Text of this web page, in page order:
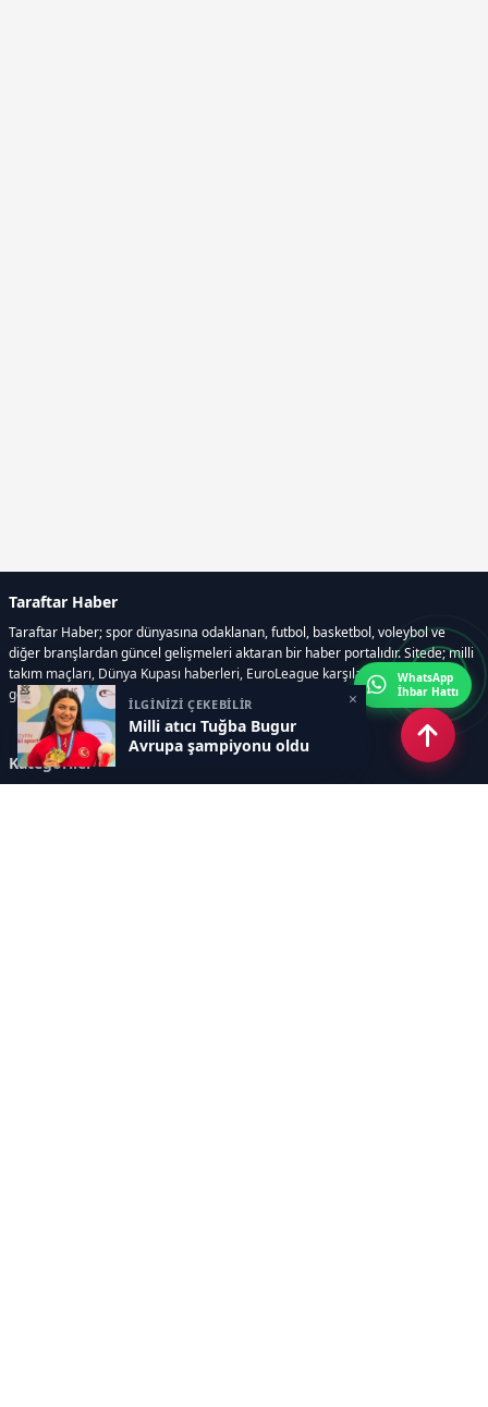
İLGİNİZİ ÇEKEBİLİR
Milli atıcı Tuğba Bugur
Avrupa şampiyonu oldu
×
Taraftar Haber
Taraftar Haber; spor dünyasına odaklanan, futbol, basketbol, voleybol ve
diğer branşlardan güncel gelişmeleri aktaran bir haber portalıdır. Sitede; milli
takım maçları, Dünya Kupası haberleri, EuroLeague karşılaşmaları, transfer
gelişmeleri, sporcuların biyografileri, anketler yer almaktadır.
Kategoriler
WhatsApp
İhbar Hattı